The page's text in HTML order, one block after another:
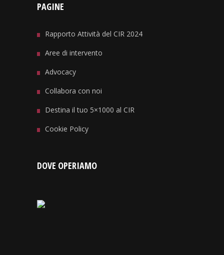
PAGINE
Rapporto Attività del CIR 2024
Aree di intervento
Advocacy
Collabora con noi
Destina il tuo 5×1000 al CIR
Cookie Policy
DOVE OPERIAMO